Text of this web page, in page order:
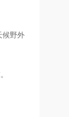
候野外